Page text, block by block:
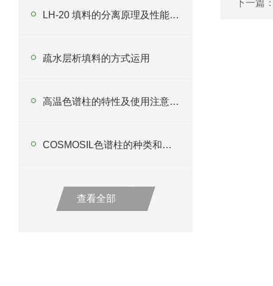
LH-20 填料的分离原理及性能方面
疏水层析填料的方式运用
高温色谱柱的特性及使用注意事项
COSMOSIL色谱柱的种类和特性一文看懂
查看全部
下一篇